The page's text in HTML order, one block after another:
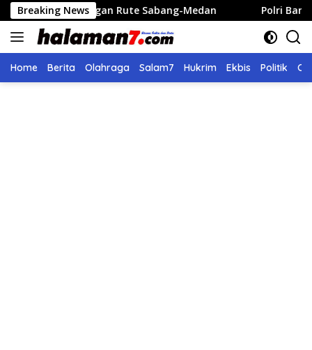
Langsung
ke
konten
Breaking News
Rute Sabang-Medan Polri Bangun 40 Titik
Home Berita Olahraga Salam7 Hukrim Ekbis Politik